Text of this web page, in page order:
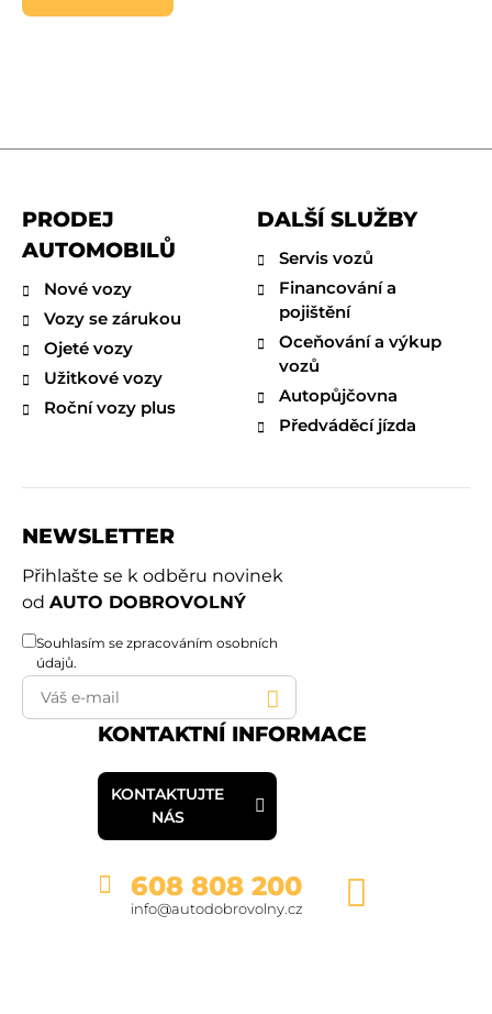
PRODEJ
AUTOMOBILŮ
Nové vozy
Vozy se zárukou
Ojeté vozy
Užitkové vozy
Roční vozy plus
DALŠÍ SLUŽBY
Servis vozů
Financování a
pojištění
Oceňování a výkup
vozů
Autopůjčovna
Předváděcí jízda
NEWSLETTER
Přihlašte se k odběru novinek
od AUTO DOBROVOLNÝ
Souhlasím se zpracováním osobních
údajů.
KONTAKTNÍ INFORMACE
KONTAKTUJTE
NÁS
608 808 200
info@autodobrovolny.cz